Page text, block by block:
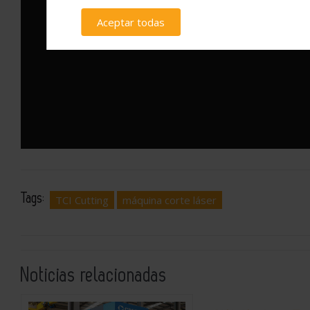
Tags: TCI Cutting máquina corte láser
Noticias relacionadas
Aceptar todas